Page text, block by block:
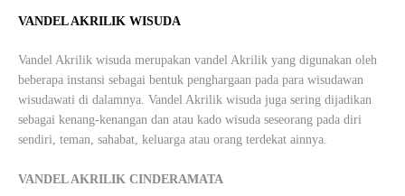
VANDEL AKRILIK WISUDA
Vandel Akrilik wisuda merupakan vandel Akrilik yang digunakan oleh
beberapa instansi sebagai bentuk penghargaan pada para wisudawan
wisudawati di dalamnya. Vandel Akrilik wisuda juga sering dijadikan
sebagai kenang-kenangan dan atau kado wisuda seseorang pada diri
sendiri, teman, sahabat, keluarga atau orang terdekat ainnya.
VANDEL AKRILIK CINDERAMATA